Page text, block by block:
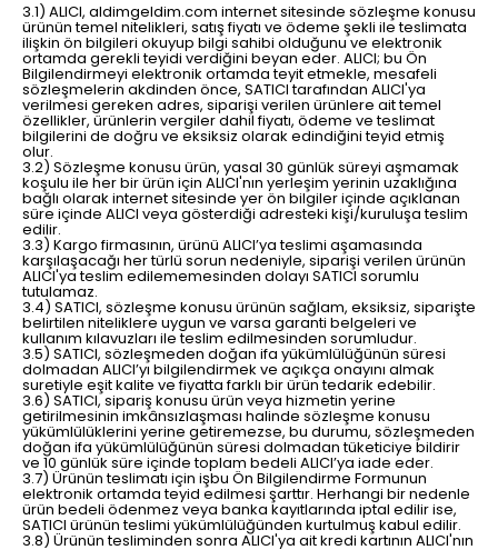
3.1) ALICI, aldimgeldim.com internet sitesinde sözleşme konusu
ürünün temel nitelikleri, satış fiyatı ve ödeme şekli ile teslimata
ilişkin ön bilgileri okuyup bilgi sahibi olduğunu ve elektronik
ortamda gerekli teyidi verdiğini beyan eder. ALICI; bu Ön
Bilgilendirmeyi elektronik ortamda teyit etmekle, mesafeli
sözleşmelerin akdinden önce, SATICI tarafından ALICI'ya
verilmesi gereken adres, siparişi verilen ürünlere ait temel
özellikler, ürünlerin vergiler dahil fiyatı, ödeme ve teslimat
bilgilerini de doğru ve eksiksiz olarak edindiğini teyid etmiş
olur.
3.2) Sözleşme konusu ürün, yasal 30 günlük süreyi aşmamak
koşulu ile her bir ürün için ALICI'nın yerleşim yerinin uzaklığına
bağlı olarak internet sitesinde yer ön bilgiler içinde açıklanan
süre içinde ALICI veya gösterdiği adresteki kişi/kuruluşa teslim
edilir.
3.3) Kargo firmasının, ürünü ALICI’ya teslimi aşamasında
karşılaşacağı her türlü sorun nedeniyle, siparişi verilen ürünün
ALICI'ya teslim edilememesinden dolayı SATICI sorumlu
tutulamaz.
3.4) SATICI, sözleşme konusu ürünün sağlam, eksiksiz, siparişte
belirtilen niteliklere uygun ve varsa garanti belgeleri ve
kullanım kılavuzları ile teslim edilmesinden sorumludur.
3.5) SATICI, sözleşmeden doğan ifa yükümlülüğünün süresi
dolmadan ALICI’yı bilgilendirmek ve açıkça onayını almak
suretiyle eşit kalite ve fiyatta farklı bir ürün tedarik edebilir.
3.6) SATICI, sipariş konusu ürün veya hizmetin yerine
getirilmesinin imkânsızlaşması halinde sözleşme konusu
yükümlülüklerini yerine getiremezse, bu durumu, sözleşmeden
doğan ifa yükümlülüğünün süresi dolmadan tüketiciye bildirir
ve 10 günlük süre içinde toplam bedeli ALICI’ya iade eder.
3.7) Ürünün teslimatı için işbu Ön Bilgilendirme Formunun
elektronik ortamda teyid edilmesi şarttır. Herhangi bir nedenle
ürün bedeli ödenmez veya banka kayıtlarında iptal edilir ise,
SATICI ürünün teslimi yükümlülüğünden kurtulmuş kabul edilir.
3.8) Ürünün tesliminden sonra ALICI'ya ait kredi kartının ALICI'nın